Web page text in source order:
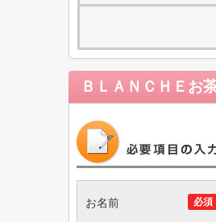
ＢＬＡＮＣＨＥお
必須
お名前